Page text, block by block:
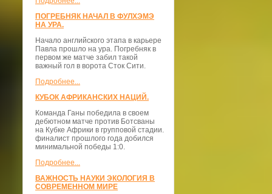
ПОГРЕБНЯК НАЧАЛ В ФУЛХЭМЭ
НА УРА.
Начало английского этапа в карьере
Павла прошло на ура. Погребняк в
первом же матче забил такой
важный гол в ворота Сток Сити.
Подробнее...
КУБОК АФРИКАНСКИХ НАЦИЙ.
Команда Ганы победила в своем
дебютном матче против Ботсваны
на Кубке Африки в групповой стадии.
финалист прошлого года добился
минимальной победы 1:0.
Подробнее...
ВАЖНОСТЬ НАУКИ ЭКОЛОГИЯ В
СОВРЕМЕННОМ МИРЕ